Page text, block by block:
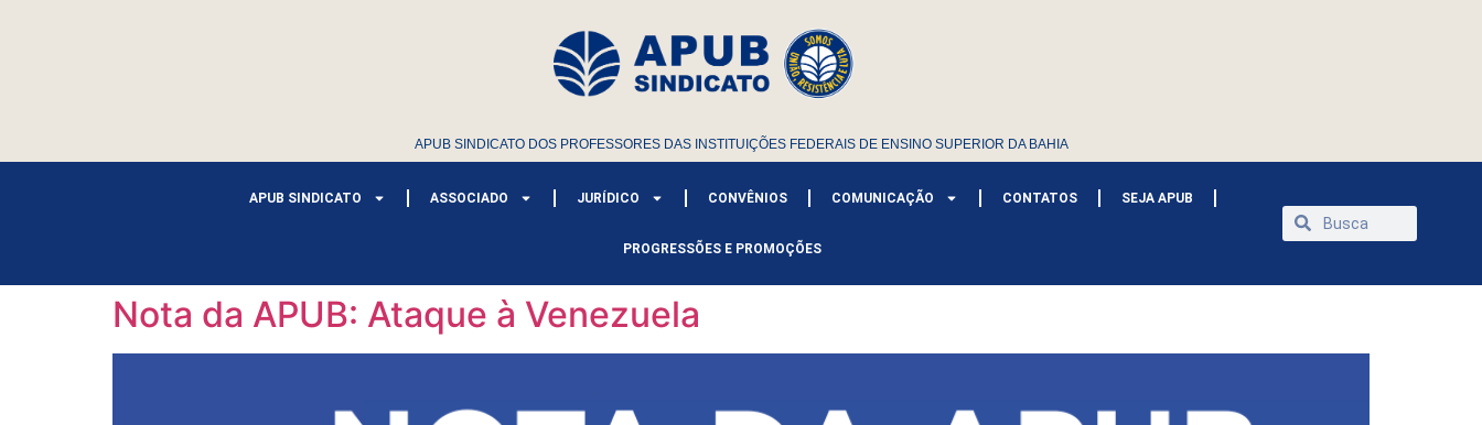
APUB SINDICATO DOS PROFESSORES DAS INSTITUIÇÕES FEDERAIS DE ENSINO SUPERIOR DA BAHIA
APUB SINDICATO ASSOCIADO JURÍDICO CONVÊNIOS COMUNICAÇÃO CONTATOS SEJA APUB
PROGRESSÕES E PROMOÇÕES
Nota da APUB: Ataque à Venezuela